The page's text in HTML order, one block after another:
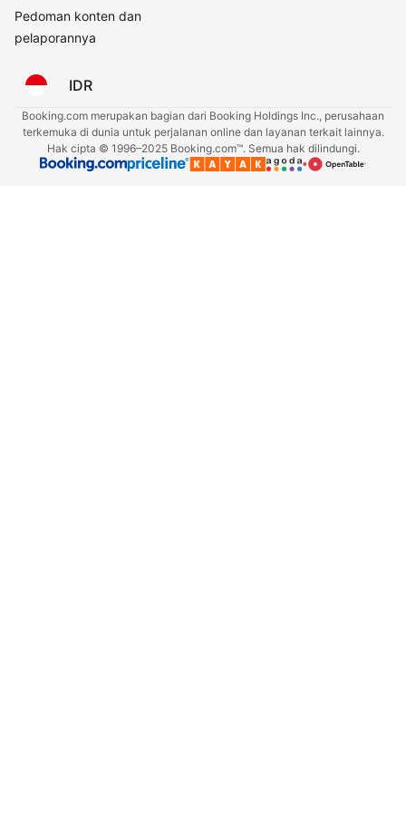
Pedoman konten dan
pelaporannya
IDR
Booking.com merupakan bagian dari Booking Holdings Inc., perusahaan
terkemuka di dunia untuk perjalanan online dan layanan terkait lainnya.
Hak cipta © 1996–2025 Booking.com™. Semua hak dilindungi.